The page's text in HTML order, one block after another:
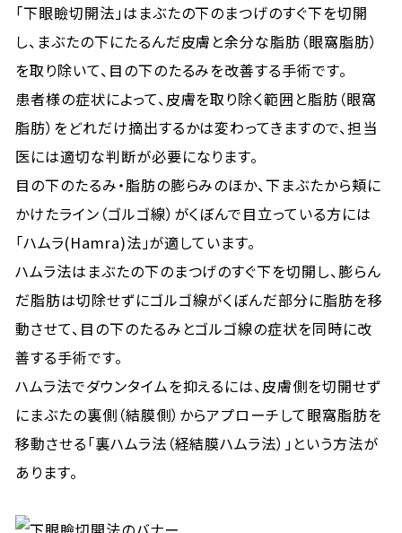
「下眼瞼切開法」はまぶたの下のまつげのすぐ下を切開
し、まぶたの下にたるんだ皮膚と余分な脂肪（眼窩脂肪）
を取り除いて、目の下のたるみを改善する手術です。
患者様の症状によって、皮膚を取り除く範囲と脂肪（眼窩
脂肪）をどれだけ摘出するかは変わってきますので、担当
医には適切な判断が必要になります。
目の下のたるみ・脂肪の膨らみのほか、下まぶたから頬に
かけたライン（ゴルゴ線）がくぼんで目立っている方には
「ハムラ(Hamra)法」が適しています。
ハムラ法はまぶたの下のまつげのすぐ下を切開し、膨らん
だ脂肪は切除せずにゴルゴ線がくぼんだ部分に脂肪を移
動させて、目の下のたるみとゴルゴ線の症状を同時に改
善する手術です。
ハムラ法でダウンタイムを抑えるには、皮膚側を切開せず
にまぶたの裏側（結膜側）からアプローチして眼窩脂肪を
移動させる「裏ハムラ法（経結膜ハムラ法）」という方法が
あります。